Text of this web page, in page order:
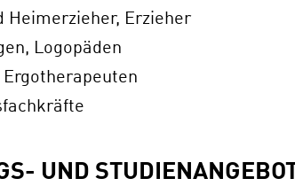
Heimerzieher, Erzieher
Logopäden
UND